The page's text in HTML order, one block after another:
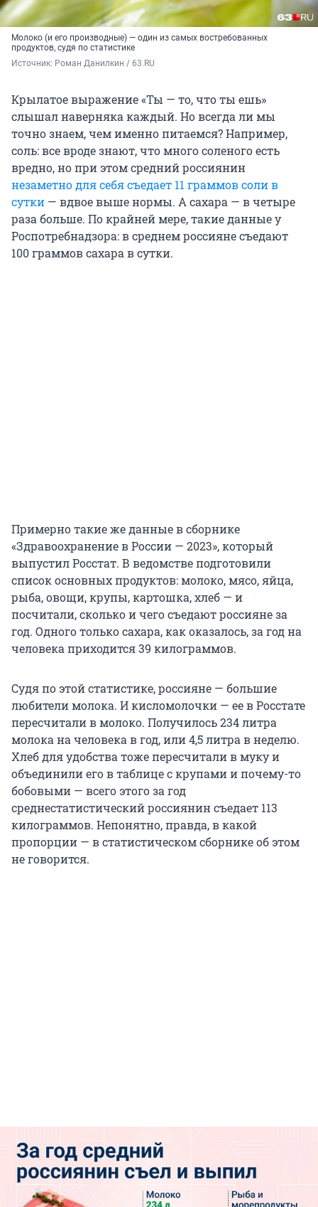
Молоко (и его производные) — один из самых востребованных
продуктов, судя по статистике
Источник: Роман Данилкин / 63.RU
Крылатое выражение «Ты — то, что ты ешь»
слышал наверняка каждый. Но всегда ли мы
точно знаем, чем именно питаемся? Например,
соль: все вроде знают, что много соленого есть
вредно, но при этом средний россиянин
незаметно для себя съедает 11 граммов соли в
сутки — вдвое выше нормы. А сахара — в четыре
раза больше. По крайней мере, такие данные у
Роспотребнадзора: в среднем россияне съедают
100 граммов сахара в сутки.
Примерно такие же данные в сборнике
«Здравоохранение в России — 2023», который
выпустил Росстат. В ведомстве подготовили
список основных продуктов: молоко, мясо, яйца,
рыба, овощи, крупы, картошка, хлеб — и
посчитали, сколько и чего съедают россияне за
год. Одного только сахара, как оказалось, за год на
человека приходится 39 килограммов.
Судя по этой статистике, россияне — большие
любители молока. И кисломолочки — ее в Росстате
пересчитали в молоко. Получилось 234 литра
молока на человека в год, или 4,5 литра в неделю.
Хлеб для удобства тоже пересчитали в муку и
объединили его в таблице с крупами и почему-то
бобовыми — всего этого за год
среднестатистический россиянин съедает 113
килограммов. Непонятно, правда, в какой
пропорции — в статистическом сборнике об этом
не говорится.